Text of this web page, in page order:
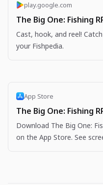
play.google.com
The Big One: Fishing
Cast, hook, and reel!
your Fishpedia.
App Store
The Big One: Fishing
Download The Big One:
on the App Store. See